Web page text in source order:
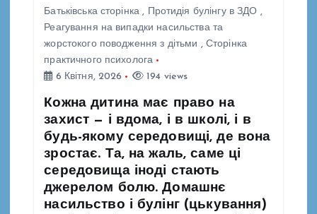
Батьківська сторінка , Протидія булінгу в ЗДО ,
Реагування на випадки насильства та
жорстокого поводження з дітьми , Сторінка
практичного психолога
6 Квітня, 2026
194 views
Кожна дитина має право на
захист — і вдома, і в школі, і в
будь-якому середовищі, де вона
зростає. Та, на жаль, саме ці
середовища іноді стають
джерелом болю. Домашнє
насильство і булінг (цькування)